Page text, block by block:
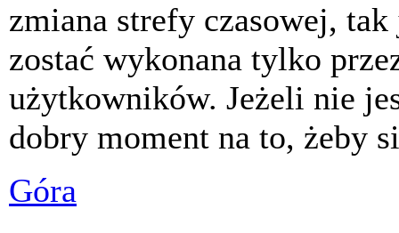
zmiana strefy czasowej,
zostać wykonana tylko
użytkowników. Jeżeli nie
dobry moment na to, żeby
Góra